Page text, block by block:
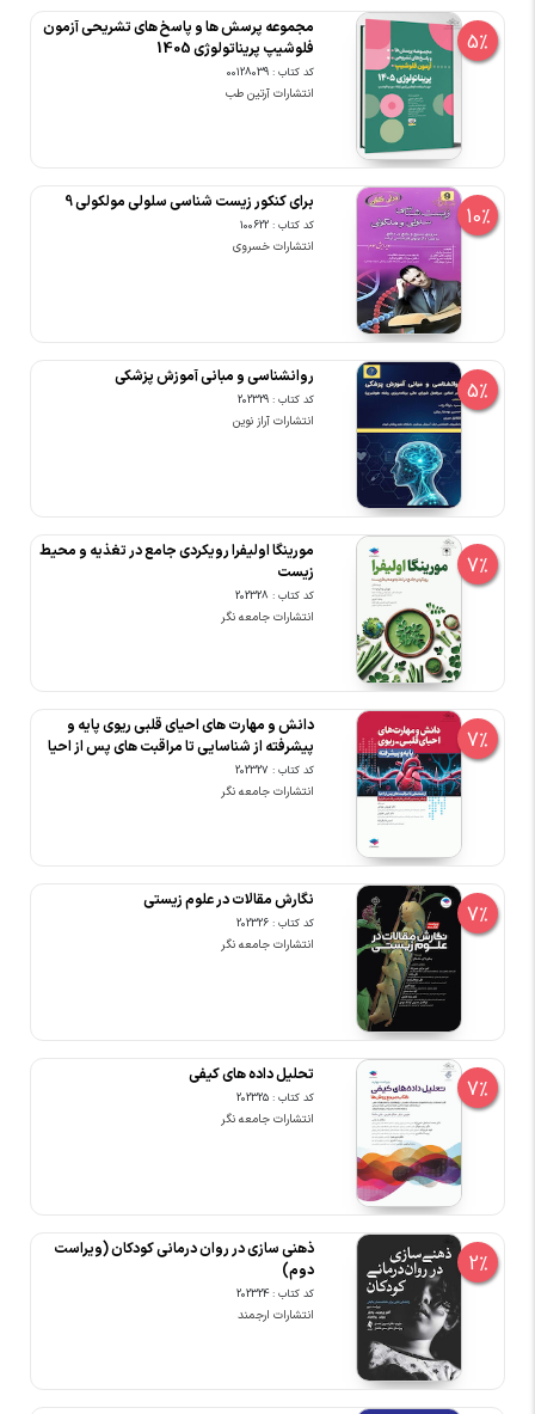
5%
مجموعه پرسش ها و پاسخ های تشریحی آزمون
فلوشیپ پریناتولوژی 1405
کد کتاب : 00128039
انتشارات آرتین طب
10%
برای کنکور زیست شناسی سلولی مولکولی 9
کد کتاب : 100622
انتشارات خسروی
5%
روانشناسی و مبانی آموزش پزشکی
کد کتاب : 202329
انتشارات آراز نوین
7%
مورینگا اولیفرا رویکردی جامع در تغذیه و محیط
زیست
کد کتاب : 202328
انتشارات جامعه نگر
7%
دانش و مهارت های احیای قلبی ریوی پایه و
پیشرفته از شناسایی تا مراقبت های پس از احیا
کد کتاب : 202327
انتشارات جامعه نگر
7%
نگارش مقالات در علوم زیستی
کد کتاب : 202326
انتشارات جامعه نگر
7%
تحلیل داده های کیفی
کد کتاب : 202325
انتشارات جامعه نگر
2%
ذهنی سازی در روان درمانی کودکان (ویراست
دوم)
کد کتاب : 202324
انتشارات ارجمند